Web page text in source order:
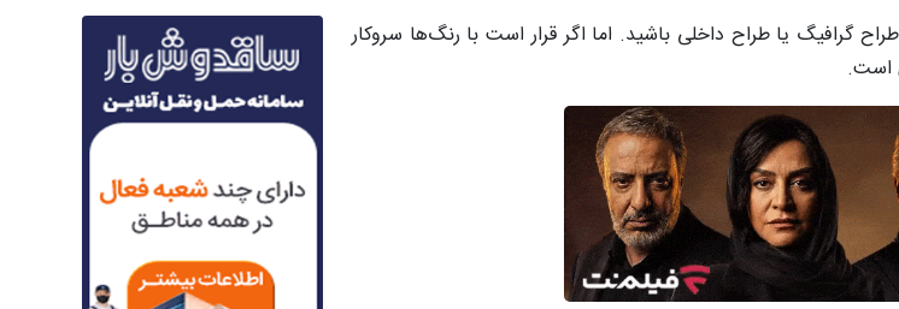
گرافیگ یا طراح داخلی باشید. اما اگر قرار است با رنگ‌ها سروکار
است.